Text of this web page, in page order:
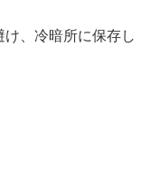
、冷暗所に保存し